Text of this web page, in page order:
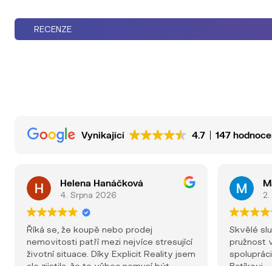
RECENZE
Vynikající 4.7 147
Helena Hanáčková
4. Srpna 2026
Říká se, že koupě nebo prodej
nemovitosti patří mezi nejvíce stresující
životní situace. Díky Explicit Reality jsem
Skvělé
pružnost